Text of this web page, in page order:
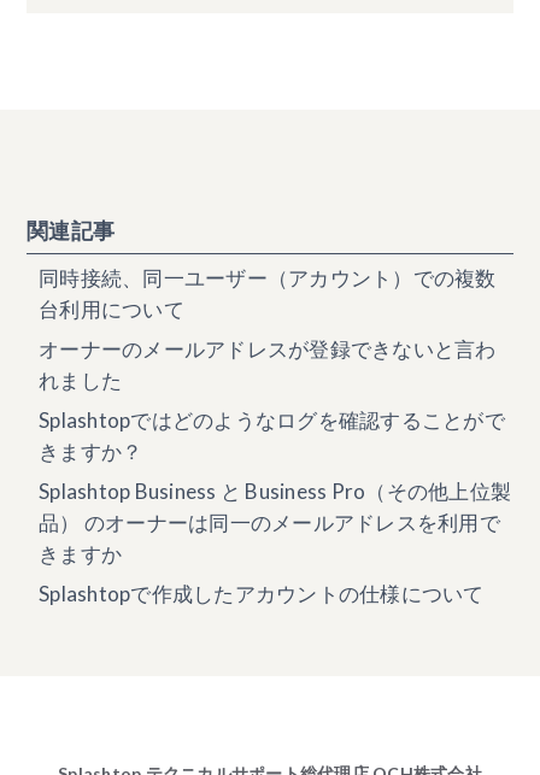
関連記事
同時接続、同一ユーザー（アカウント）での複数
台利用について
オーナーのメールアドレスが登録できないと言わ
れました
Splashtopではどのようなログを確認することがで
きますか？
Splashtop Business と Business Pro（その他上位製
品） のオーナーは同一のメールアドレスを利用で
きますか
Splashtopで作成したアカウントの仕様について